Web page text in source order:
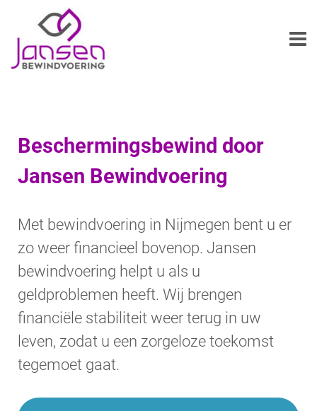
Beschermingsbewind door
Jansen Bewindvoering
Met bewindvoering in Nijmegen bent u er
zo weer financieel bovenop. Jansen
bewindvoering helpt u als u
geldproblemen heeft. Wij brengen
financiële stabiliteit weer terug in uw
leven, zodat u een zorgeloze toekomst
tegemoet gaat.